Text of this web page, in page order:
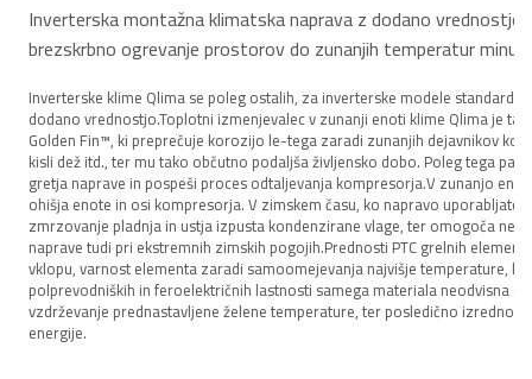
Inverterska montažna klimatska naprava z dodano
brezskrbno ogrevanje prostorov do zunanjih temperatur
Inverterske klime Qlima se poleg ostalih, za inverterske modele
dodano vrednostjo.Toplotni izmenjevalec v zunanji enoti klime Qlima je
Golden Fin™, ki preprečuje korozijo le-tega zaradi zunanjih dejavnikov kot
kisli dež itd., ter mu tako občutno podaljša življensko dobo. Poleg tega pa
gretja naprave in pospeši proces odtaljevanja kompresorja.V zunanjo
ohišja enote in osi kompresorja. V zimskem času, ko napravo
zmrzovanje pladnja in ustja izpusta kondenzirane vlage, ter omogoča
naprave tudi pri ekstremnih zimskih pogojih.Prednosti PTC grelnih
vklopu, varnost elementa zaradi samoomejevanja najvišje temperature,
polprevodniških in feroelektričnih lastnosti samega materiala neodvisna
vzdrževanje prednastavljene želene temperature, ter posledično izredno
energije.